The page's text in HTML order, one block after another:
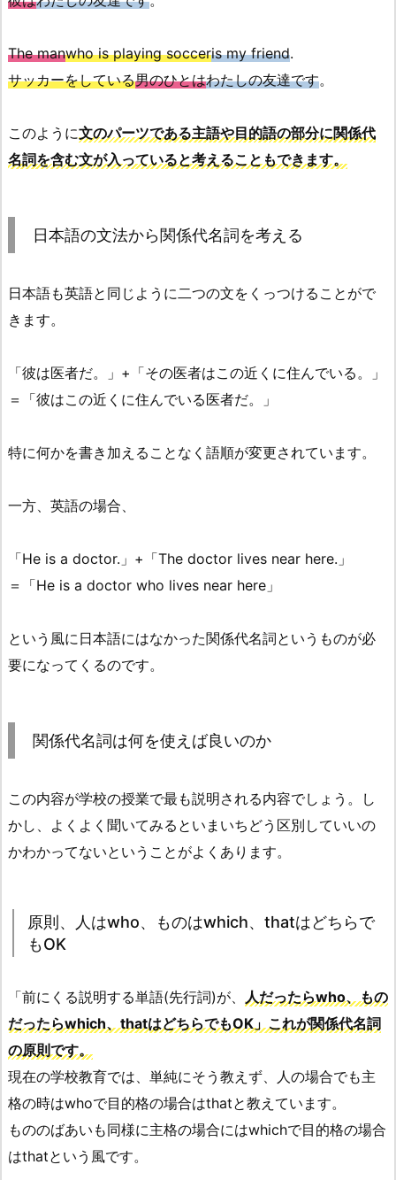
The manwho is playing socceris my friend.
サッカーをしている男のひとはわたしの友達です。
このように文のパーツである主語や目的語の部分に関係代
名詞を含む文が入っていると考えることもできます。
日本語の文法から関係代名詞を考える
日本語も英語と同じように二つの文をくっつけることがで
きます。
「彼は医者だ。」+「その医者はこの近くに住んでいる。」
＝「彼はこの近くに住んでいる医者だ。」
特に何かを書き加えることなく語順が変更されています。
一方、英語の場合、
「He is a doctor.」+「The doctor lives near here.」
＝「He is a doctor who lives near here」
という風に日本語にはなかった関係代名詞というものが必
要になってくるのです。
関係代名詞は何を使えば良いのか
この内容が学校の授業で最も説明される内容でしょう。し
かし、よくよく聞いてみるといまいちどう区別していいの
かわかってないということがよくあります。
原則、人はwho、ものはwhich、thatはどちらで
もOK
「前にくる説明する単語(先行詞)が、 人だったらwho、もの
だったらwhich、thatはどちらでもOK」これが関係代名詞
の原則です。
現在の学校教育では、単純にそう教えず、人の場合でも主
格の時はwhoで目的格の場合はthatと教えています。
もののばあいも同様に主格の場合にはwhichで目的格の場合
はthatという風です。